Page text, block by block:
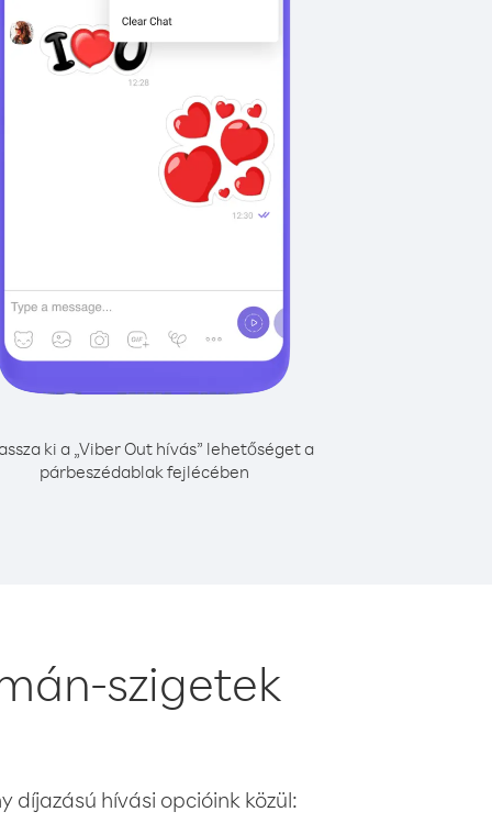
ki a „Viber Out hívás” lehetőséget a
párbeszédablak fejlécében
szigetek
díjazású hívási opcióink közül: